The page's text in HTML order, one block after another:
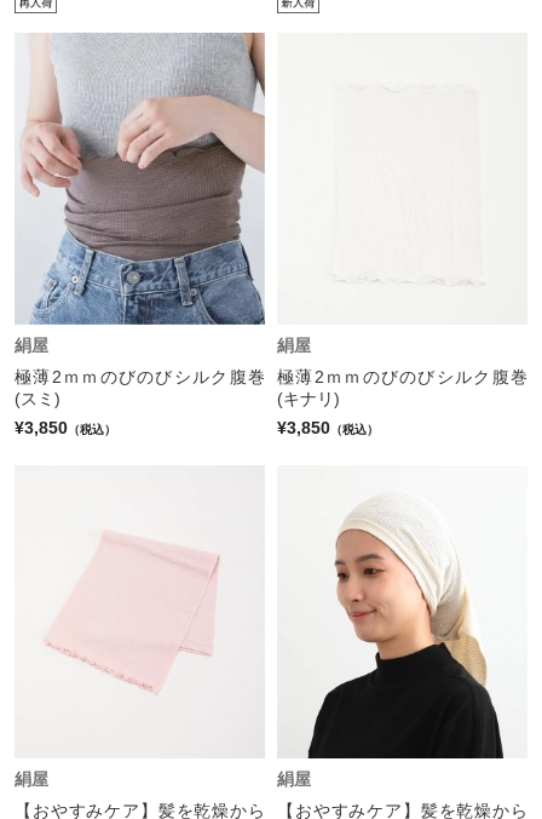
絹屋
極薄2ｍｍのびのびシルク腹巻
(スミ)
¥3,850 （税込）
絹屋
極薄2ｍｍのびのびシルク腹巻
(キナリ)
¥3,850 （税込）
絹屋
【おやすみケア】髪を乾燥から
絹屋
【おやすみケア】髪を乾燥から